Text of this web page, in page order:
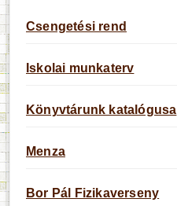
Csengetési rend
Iskolai munkaterv
Könyvtárunk katalógusa
Menza
Bor Pál Fizikaverseny